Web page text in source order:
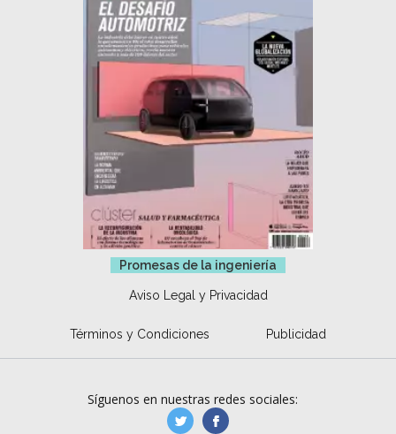
Promesas de la ingeniería
Aviso Legal y Privacidad
Términos y Condiciones Publicidad
Síguenos en nuestras redes sociales:
manufacturaGE